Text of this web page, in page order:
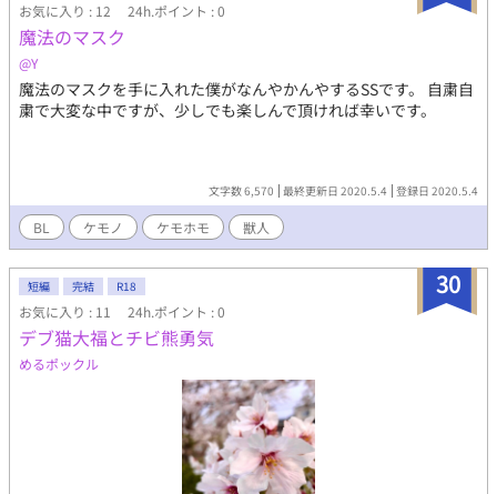
お気に入り : 12 24h.ポイント : 0
魔法のマスク
@Y
魔法のマスクを手に入れた僕がなんやかんやするSSです。 自粛自
粛で大変な中ですが、少しでも楽しんで頂ければ幸いです。
文字数 6,570 最終更新日 2020.5.4 登録日 2020.5.4
BL ケモノ ケモホモ 獣人
30
短編 完結 R18
お気に入り : 11 24h.ポイント : 0
デブ猫大福とチビ熊勇気
めるポックル